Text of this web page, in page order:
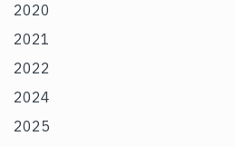
2020
2021
2022
2024
2025